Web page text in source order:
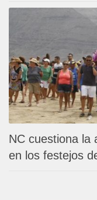
NC cuestiona la
en los festejos